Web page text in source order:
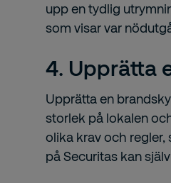
upp en tydlig
som visar var
4. Upprätta
Upprätta en
storlek på lokalen
olika krav och regler,
på Securitas kan